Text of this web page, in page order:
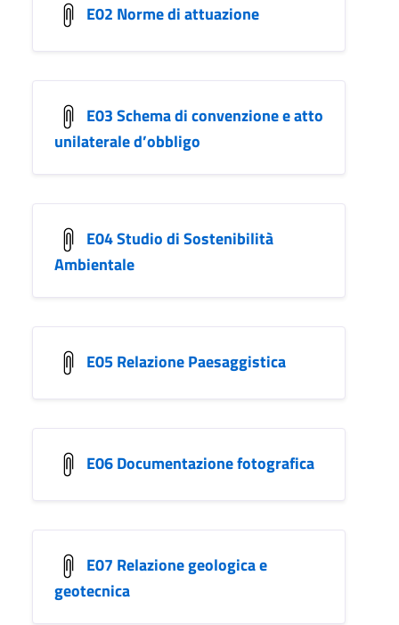
E02 Norme di attuazione
E03 Schema di convenzione e atto
unilaterale d’obbligo
E04 Studio di Sostenibilità
Ambientale
E05 Relazione Paesaggistica
E06 Documentazione fotografica
E07 Relazione geologica e
geotecnica